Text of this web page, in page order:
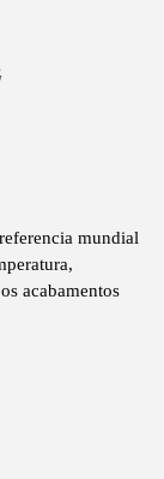
mundial
acabamentos